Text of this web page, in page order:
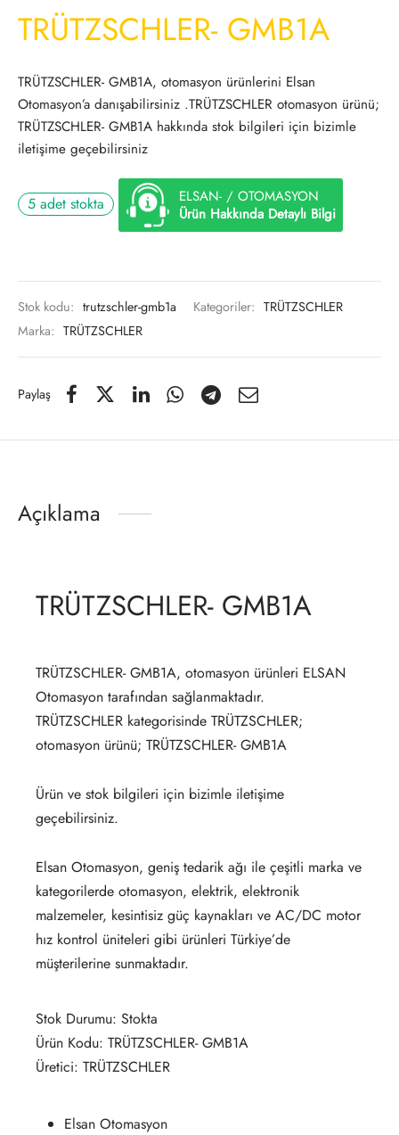
TRÜTZSCHLER- GMB1A
TRÜTZSCHLER- GMB1A, otomasyon ürünlerini Elsan
Otomasyon’a danışabilirsiniz .TRÜTZSCHLER otomasyon ürünü;
TRÜTZSCHLER- GMB1A hakkında stok bilgileri için bizimle
iletişime geçebilirsiniz
5 adet stokta
ELSAN- / OTOMASYON
Ürün Hakkında Detaylı Bilgi
Stok kodu: trutzschler-gmb1a Kategoriler: TRÜTZSCHLER
Marka: TRÜTZSCHLER
Paylaş
Açıklama
TRÜTZSCHLER- GMB1A
TRÜTZSCHLER- GMB1A, otomasyon ürünleri ELSAN
Otomasyon tarafından sağlanmaktadır.
TRÜTZSCHLER kategorisinde TRÜTZSCHLER;
otomasyon ürünü; TRÜTZSCHLER- GMB1A
Ürün ve stok bilgileri için bizimle iletişime
geçebilirsiniz.
Elsan Otomasyon, geniş tedarik ağı ile çeşitli marka ve
kategorilerde otomasyon, elektrik, elektronik
malzemeler, kesintisiz güç kaynakları ve AC/DC motor
hız kontrol üniteleri gibi ürünleri Türkiye’de
müşterilerine sunmaktadır.
Stok Durumu: Stokta
Ürün Kodu: TRÜTZSCHLER- GMB1A
Üretici: TRÜTZSCHLER
Elsan Otomasyon